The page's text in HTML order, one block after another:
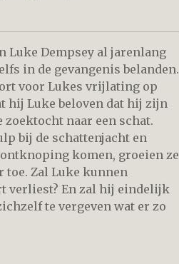
Luke Dempsey al jarenlang
in de gevangenis belanden.
voor Lukes vrijlating op
hij Luke beloven dat hij zijn
naar een schat.
bij de schattenjacht en
komen, groeien ze
toe. Zal Luke kunnen
verliest? En zal hij eindelijk
te vergeven wat er zo